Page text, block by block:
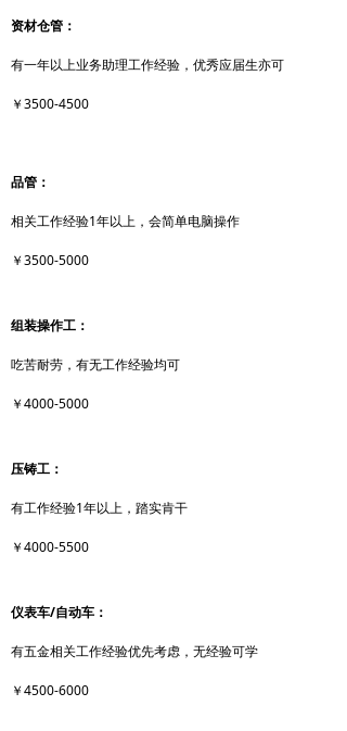
资材仓管：
有一年以上业务助理工作经验，优秀应届生亦可
￥3500-4500
品管：
相关工作经验1年以上，会简单电脑操作
￥3500-5000
组装操作工：
吃苦耐劳，有无工作经验均可
￥4000-5000
压铸工：
有工作经验1年以上，踏实肯干
￥4000-5500
仪表车/自动车：
有五金相关工作经验优先考虑，无经验可学
￥4500-6000